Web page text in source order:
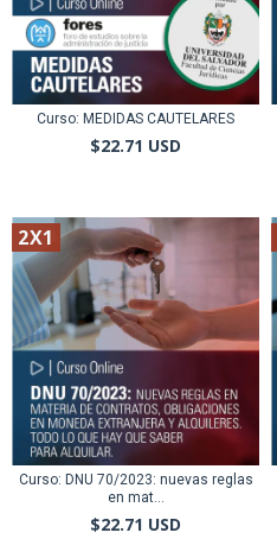
Curso: MEDIDAS CAUTELARES
$22.71 USD
2X1
Curso: DNU 70/2023: nuevas reglas
en mat...
$22.71 USD